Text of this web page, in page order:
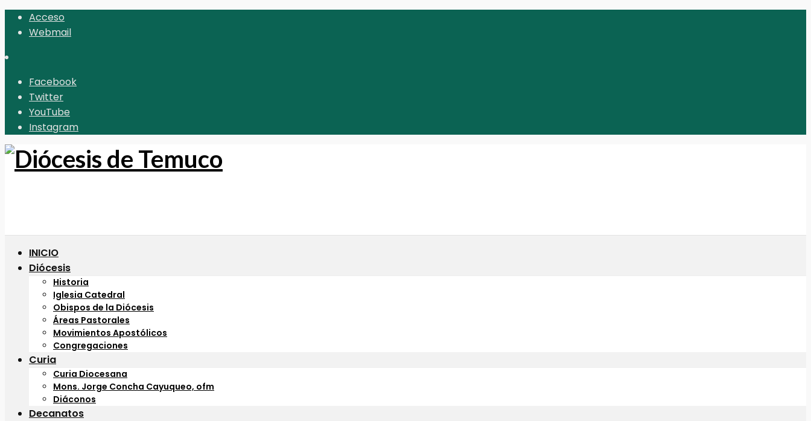
Acceso
Webmail
Facebook
Twitter
YouTube
Instagram
INICIO
Diócesis
Historia
Iglesia Catedral
Obispos de la Diócesis
Áreas Pastorales
Movimientos Apostólicos
Congregaciones
Curia
Curia Diocesana
Mons. Jorge Concha Cayuqueo, ofm
Diáconos
Decanatos